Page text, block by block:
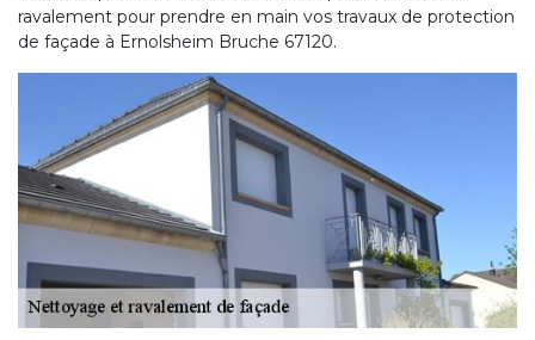
ravalement pour prendre en main vos travaux de protection
de façade à Ernolsheim Bruche 67120.